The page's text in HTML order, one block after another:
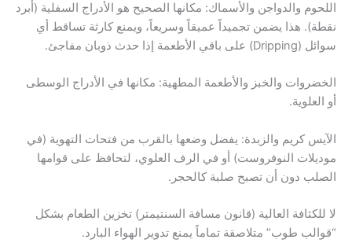
اللحوم والدواجن والأسماك: مكانها الصحيح هو الأدراج السفلية (أبرد
نقطة). هذا يضمن تجميداً عميقاً وسريعاً، ويمنع كارثة تساقط أي
سوائل (Dripping) على باقي الأطعمة إذا حدث ذوبان مفاجئ.
الخضروات والخبز والأطعمة المطهية: مكانها في الأدراج الوسطى
أو العلوية.
الآيس كريم والزبدة: يفضل وضعها بالقرب من فتحات التهوية (في
موديلات النوفروست) أو في الرف العلوي، لتحافظ على قوامها
الصلب دون أن تصبح صلبة كالحجر.
لا للكثافة العالية (قانون مسافة السنتيمتر) تخزين الطعام بشكل
“قوالب طوب” متلاصقة تماماً يمنع تدوير الهواء البارد.